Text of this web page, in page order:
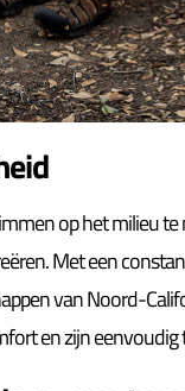
op het milieu
Met een
van Noord-
en zijn eenvoudig